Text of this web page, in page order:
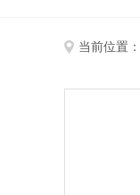
当前位置：